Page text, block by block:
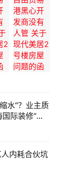
水”？业主质
际装修“偷
内耗合伙坑